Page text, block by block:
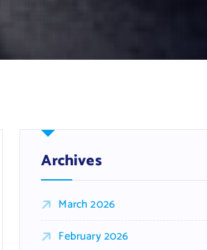
Archives
March 2026
February 2026